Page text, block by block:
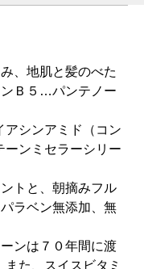
、地肌と髪のべた
Ｂ５…パンテノー
シンアミド（コン
ーンミセラーシリー
トと、朝摘みフル
ラベン無添加、無
ンは７０年間に渡
た、スイスビタミ